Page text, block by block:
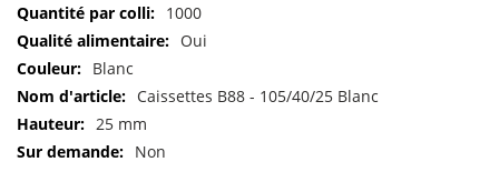
Pour
plus
1000
Oui
Blanc
Caissettes B88 - 105/40/25 Blanc
25 mm
Non